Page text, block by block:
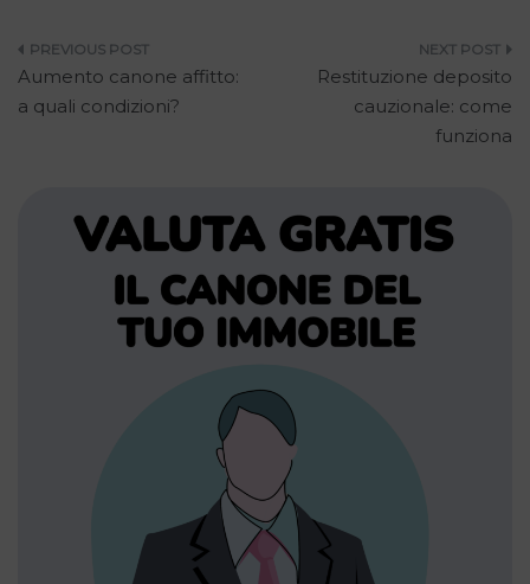
Navigazione
articoli
Aumento canone affitto:
a quali condizioni?
Restituzione deposito
cauzionale: come
funziona